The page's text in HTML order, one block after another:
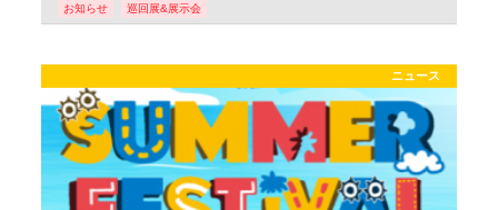
お知らせ 巡回展&展示会
ニュース